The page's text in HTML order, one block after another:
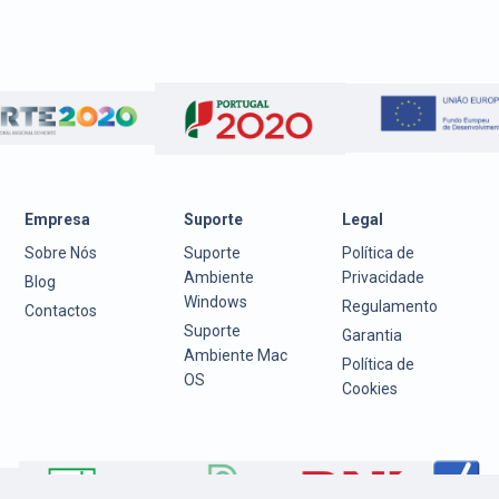
Empresa
Sobre Nós
Blog
Contactos
Suporte
Suporte
Ambiente
Windows
Suporte
Ambiente Mac
OS
Legal
Política de
Privacidade
Regulamento
Garantia
Política de
Cookies